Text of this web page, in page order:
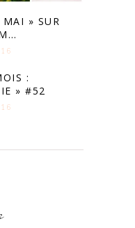
» SUR
:
» #52